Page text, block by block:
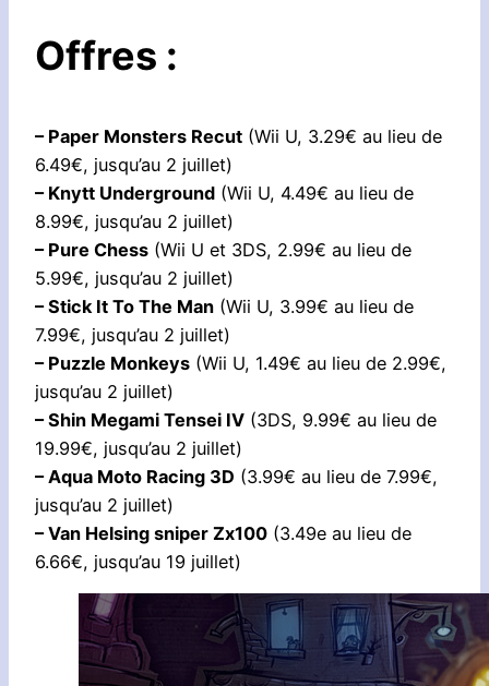
Offres :
– Paper Monsters Recut (Wii U, 3.29€ au lieu de
6.49€, jusqu’au 2 juillet)
– Knytt Underground (Wii U, 4.49€ au lieu de
8.99€, jusqu’au 2 juillet)
– Pure Chess (Wii U et 3DS, 2.99€ au lieu de
5.99€, jusqu’au 2 juillet)
– Stick It To The Man (Wii U, 3.99€ au lieu de
7.99€, jusqu’au 2 juillet)
– Puzzle Monkeys (Wii U, 1.49€ au lieu de 2.99€,
jusqu’au 2 juillet)
– Shin Megami Tensei IV (3DS, 9.99€ au lieu de
19.99€, jusqu’au 2 juillet)
– Aqua Moto Racing 3D (3.99€ au lieu de 7.99€,
jusqu’au 2 juillet)
– Van Helsing sniper Zx100 (3.49e au lieu de
6.66€, jusqu’au 19 juillet)